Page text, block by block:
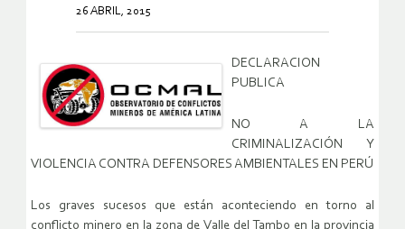
26 ABRIL, 2015
DECLARACION
PUBLICA
NO A LA
CRIMINALIZACIÓN Y
VIOLENCIA CONTRA DEFENSORES AMBIENTALES EN PERÚ
Los graves sucesos que están aconteciendo en torno al
conflicto minero en la zona de Valle del Tambo en la provincia